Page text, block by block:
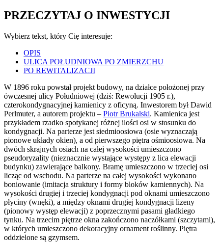
PRZECZYTAJ O INWESTYCJI
Wybierz tekst, który Cię interesuje:
OPIS
ULICA POŁUDNIOWA PO ZMIERZCHU
PO REWITALIZACJI
W 1896 roku powstał projekt budowy, na działce położonej przy
ówczesnej ulicy Południowej (dziś: Rewolucji 1905 r.),
czterokondygnacyjnej kamienicy z oficyną. Inwestorem był Dawid
Perlmuter, a autorem projektu – Piotr Brukalski. Kamienica jest
przykładem rzadko spotykanej różnej ilości osi w stosunku do
kondygnacji. Na parterze jest siedmioosiowa (osie wyznaczają
pionowe układy okien), a od pierwszego piętra ośmioosiowa. Na
dwóch skrajnych osiach na całej wysokości umieszczono
pseudoryzality (nieznacznie wystające występy z lica elewacji
budynku) zawierające balkony. Bramę umieszczono w trzeciej osi
licząc od wschodu. Na parterze na całej wysokości wykonano
boniowanie (imitacja struktury i formy bloków kamiennych). Na
wysokości drugiej i trzeciej kondygnacji pod oknami umieszczono
płyciny (wnęki), a między oknami drugiej kondygnacji lizeny
(pionowy występ elewacji) z poprzecznymi pasami gładkiego
tynku. Na trzecim piętrze okna zakończono naczółkami (szczytami),
w których umieszczono dekoracyjny ornament roślinny. Piętra
oddzielone są gzymsem.